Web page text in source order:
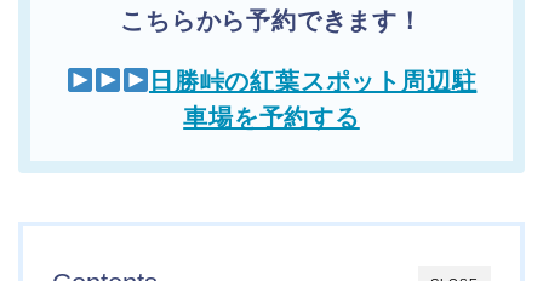
こちらから予約できます！
日勝峠の紅葉スポット周辺駐
車場を予約する